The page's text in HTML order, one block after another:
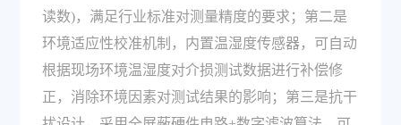
读数)，满足行业标准对测量精度的要求；第二是
环境适应性校准机制，内置温湿度传感器，可自动
根据现场环境温湿度对介损测试数据进行补偿修
正，消除环境因素对测试结果的影响；第三是抗干